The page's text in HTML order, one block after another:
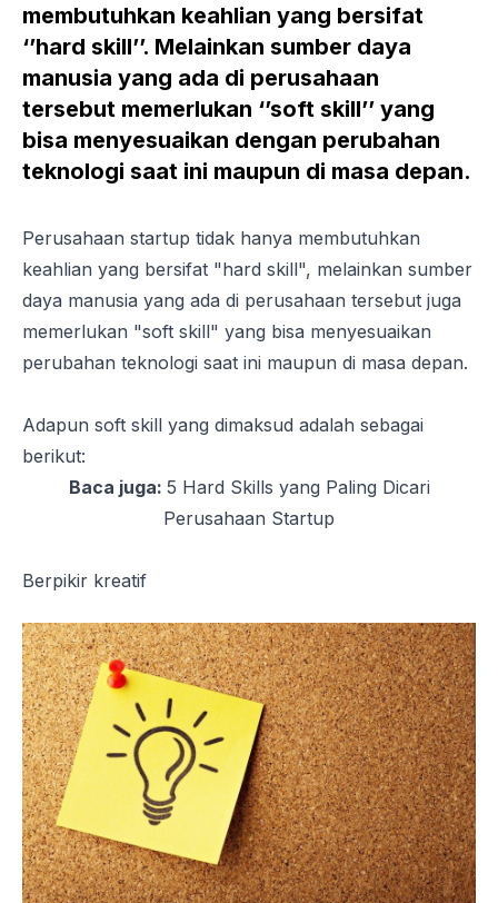
membutuhkan keahlian yang bersifat
‘’hard skill’’. Melainkan sumber daya
manusia yang ada di perusahaan
tersebut memerlukan ‘’soft skill’’ yang
bisa menyesuaikan dengan perubahan
teknologi saat ini maupun di masa depan.
Perusahaan startup tidak hanya membutuhkan
keahlian yang bersifat "hard skill", melainkan sumber
daya manusia yang ada di perusahaan tersebut juga
memerlukan "soft skill" yang bisa menyesuaikan
perubahan teknologi saat ini maupun di masa depan.
Adapun soft skill yang dimaksud adalah sebagai
berikut:
Baca juga: 5 Hard Skills yang Paling Dicari
Perusahaan Startup
Berpikir kreatif